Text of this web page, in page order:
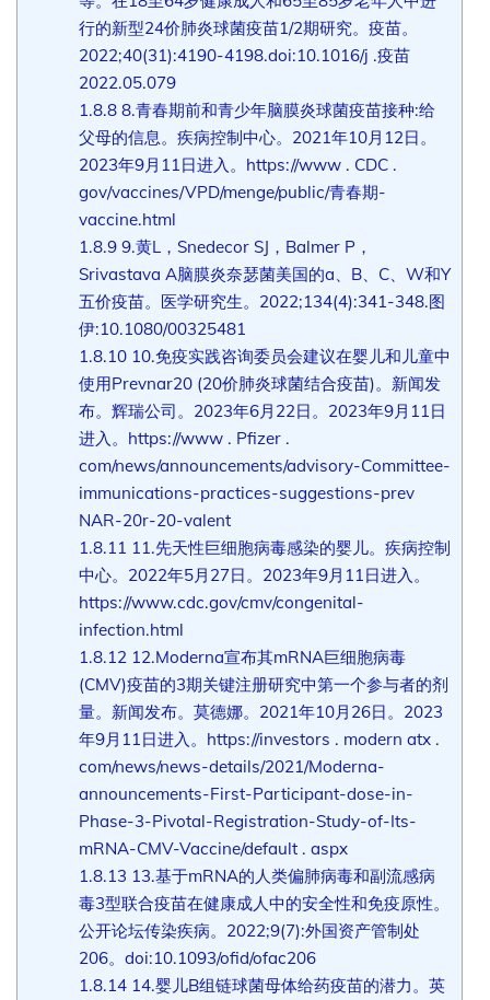
行的新型24价肺炎球菌疫苗1/2期研究。疫苗。
2022;40(31):4190-4198.doi:10.1016/j .疫苗
2022.05.079
1.8.88.青春期前和青少年脑膜炎球菌疫苗接种:给
父母的信息。疾病控制中心。2021年10月12日。
2023年9月11日进入。https://www . CDC .
gov/vaccines/VPD/menge/public/青春期-
vaccine.html
1.8.99.黄L，Snedecor SJ，Balmer P，
Srivastava A脑膜炎奈瑟菌美国的a、B、C、W和Y
五价疫苗。医学研究生。2022;134(4):341-348.图
伊:10.1080/00325481
1.8.1010.免疫实践咨询委员会建议在婴儿和儿童中
使用Prevnar20 (20价肺炎球菌结合疫苗)。新闻发
布。辉瑞公司。2023年6月22日。2023年9月11日
进入。https://www . Pfizer .
com/news/announcements/advisory-Committee-
immunications-practices-suggestions-prev
NAR-20r-20-valent
1.8.11 11.先天性巨细胞病毒感染的婴儿。疾病控制
中心。2022年5月27日。2023年9月11日进入。
https://www.cdc.gov/cmv/congenital-
infection.html
1.8.1212.Moderna宣布其mRNA巨细胞病毒
(CMV)疫苗的3期关键注册研究中第一个参与者的剂
量。新闻发布。莫德娜。2021年10月26日。2023
年9月11日进入。https://investors . modern atx .
com/news/news-details/2021/Moderna-
announcements-First-Participant-dose-in-
Phase-3-Pivotal-Registration-Study-of-Its-
mRNA-CMV-Vaccine/default . aspx
1.8.13 13.基于mRNA的人类偏肺病毒和副流感病
毒3型联合疫苗在健康成人中的安全性和免疫原性。
公开论坛传染疾病。2022;9(7):外国资产管制处
206。doi:10.1093/ofid/ofac206
1.8.1414.婴儿B组链球菌母体给药疫苗的潜力。英